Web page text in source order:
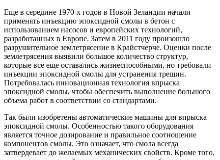
Еще в середине 1970-х годов в Новой Зеландии начали
применять инъекцию эпоксидной смолы в бетон с
использованием насосов и европейских технологий,
разработанных в Европе. Затем в 2011 году произошло
разрушительное землетрясение в Крайстчерче. Оценки после
землетрясения выявили большое количество структур,
которые все еще оставались жизнеспособными, но требовали
инъекции эпоксидной смолы для устранения трещин.
Потребовалась инновационная технология впрыска
эпоксидной смолы, чтобы обеспечить выполнение большого
объема работ в соответствии со стандартами.
Так были изобретены автоматические машины для впрыска
эпоксидной смолы. Особенностью такого оборудования
является точное дозирование и правильное соотношение
компонентов смолы. Это означает, что смола всегда
затвердевает до желаемых механических свойств. Кроме того,